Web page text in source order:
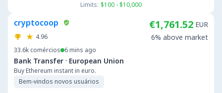
Limits: $100 - $10,000
cryptocoop
4.96
33.6k comércios 6 mins ago
Bank Transfer · European Union
Buy Ethereum instant in euro.
Bem-vindos novos usuários
€1,761.52 EUR
6% above market